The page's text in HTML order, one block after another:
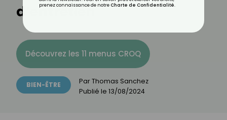
d’entretien
Découvrez les 11 menus CROQ
BIEN-ÊTRE ParThomas Sanchez
Publié le 13/08/2024
prenez connaissance de notre Charte de Confidentialité.